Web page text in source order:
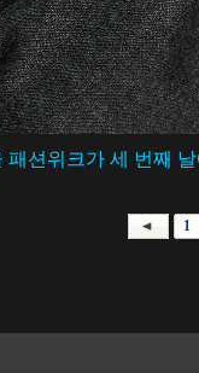
패션위크가 세 번째
1